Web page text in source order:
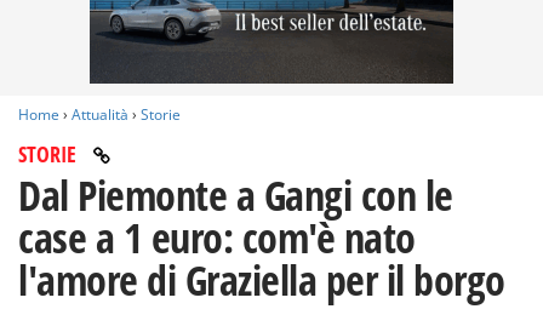
Home › Attualità › Storie
STORIE
Dal Piemonte a Gangi con le
case a 1 euro: com'è nato
l'amore di Graziella per il borgo